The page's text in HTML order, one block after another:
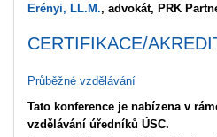
Erényi, LL.M., advokát, PRK
CERTIFIKACE/
Průběžné vzdělávání
Tato konference je nabízena v
vzdělávání úředníků ÚSC.